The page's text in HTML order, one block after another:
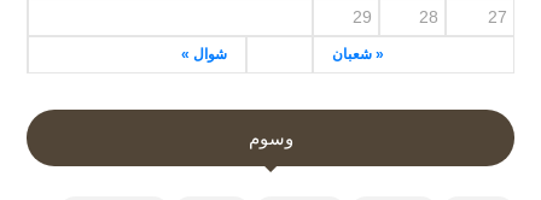
« شعبان شوال »
27
28
29
وسوم